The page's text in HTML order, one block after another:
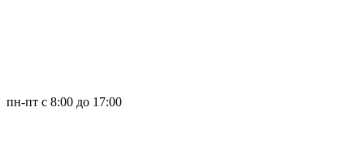
пн-пт с 8:00 до 17:00